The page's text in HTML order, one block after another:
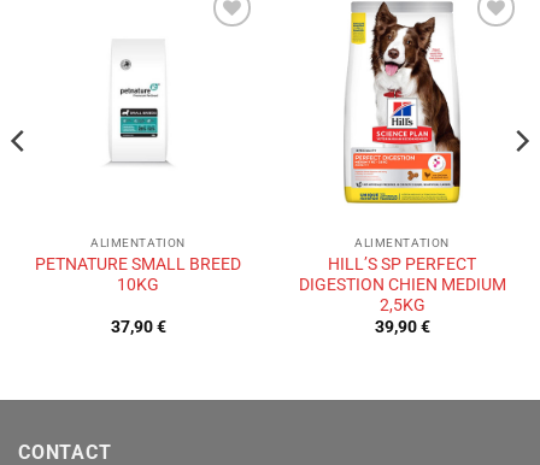
ALIMENTATION
PETNATURE SMALL BREED
10KG
37,90€
ALIMENTATION
HILL’S SP PERFECT
DIGESTION CHIEN MEDIUM
2,5KG
39,90€
CONTACT